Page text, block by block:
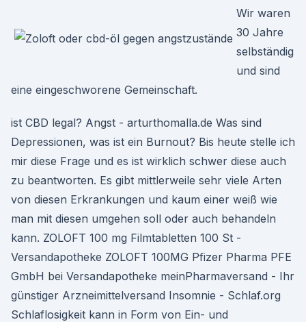
Wir waren
30 Jahre
selbständig
und sind
eine eingeschworene Gemeinschaft.
ist CBD legal? Angst - arturthomalla.de Was sind
Depressionen, was ist ein Burnout? Bis heute stelle ich
mir diese Frage und es ist wirklich schwer diese auch
zu beantworten. Es gibt mittlerweile sehr viele Arten
von diesen Erkrankungen und kaum einer weiß wie
man mit diesen umgehen soll oder auch behandeln
kann. ZOLOFT 100 mg Filmtabletten 100 St -
Versandapotheke ZOLOFT 100MG Pfizer Pharma PFE
GmbH bei Versandapotheke meinPharmaversand - Ihr
günstiger Arzneimittelversand Insomnie - Schlaf.org
Schlaflosigkeit kann in Form von Ein- und